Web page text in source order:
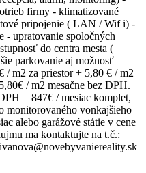
firmy - klimatizované
pripojenie ( LAN / Wif i) -
- upratovanie spoločných
do centra mesta (
parkovanie aj možnosť
/ m2 za priestor + 5,80 € / m2
/ m2 mesačne bez DPH.
= 847€ / mesiac komplet,
monitorovaného vonkajšieho
alebo garážové státie v cene
ma kontaktujte na t.č.: